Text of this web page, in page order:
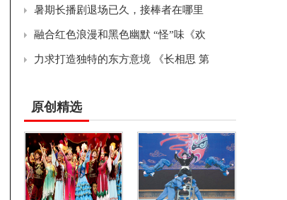
暑期长播剧退场已久，接棒者在哪里
融合红色浪漫和黑色幽默 “怪”味《欢
力求打造独特的东方意境 《长相思 第
原创精选